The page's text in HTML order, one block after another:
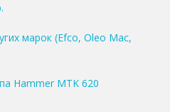
марок (Efco, Oleo Mac,
Hammer MTK 620